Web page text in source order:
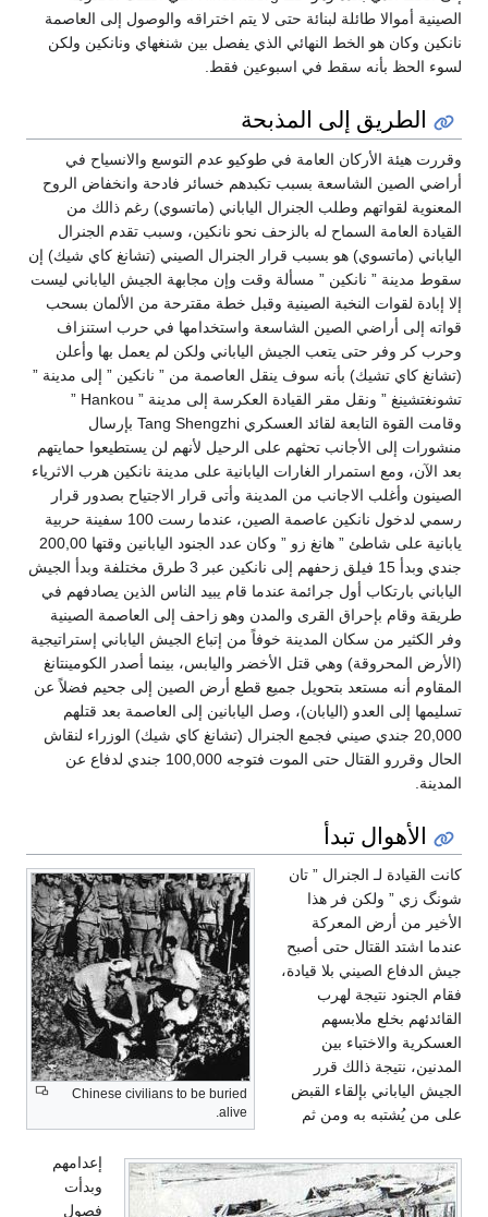
الصينية أموالا طائلة لبنائة حتى لا يتم اختراقه والوصول إلى العاصمة
نانكين وكان هو الخط النهائي الذي يفصل بين شنغهاي ونانكين ولكن
لسوء الحظ بأنه سقط في اسبوعين فقط.
الطريق إلى المذبحة
وقررت هيئة الأركان العامة في طوكيو عدم التوسع والانسياح في
أراضي الصين الشاسعة بسبب تكبدهم خسائر فادحة وانخفاض الروح
المعنوية لقواتهم وطلب الجنرال الياباني (ماتسوي) رغم ذالك من
القيادة العامة السماح له بالزحف نحو نانكين، وسبب تقدم الجنرال
الياباني (ماتسوي) هو بسبب قرار الجنرال الصيني (تشانغ كاي شيك) إن
سقوط مدينة ” نانكين ” مسألة وقت وإن مجابهة الجيش الياباني ليست
إلا إبادة لقوات النخبة الصينية وقبل خطة مقترحة من الألمان بسحب
قواته إلى أراضي الصين الشاسعة واستخدامها في حرب استنزاف
وحرب كر وفر حتى يتعب الجيش الياباني ولكن لم يعمل بها وأعلن
(تشانغ كاي تشيك) بأنه سوف ينقل العاصمة من ” نانكين ” إلى مدينة ”
تشونغتشينغ ” ونقل مقر القيادة العكرسة إلى مدينة ” Hankou ”
وقامت القوة التابعة لقائد العسكري Tang Shengzhi بإرسال
منشورات إلى الأجانب تحثهم على الرحيل لأنهم لن يستطيعوا حمايتهم
بعد الآن، ومع استمرار الغارات اليابانية على مدينة نانكين هرب الاثرياء
الصينون وأغلب الاجانب من المدينة وأتى قرار الاجتياح بصدور قرار
رسمي لدخول نانكين عاصمة الصين، عندما رست 100 سفينة حربية
يابانية على شاطئ ” هانغ زو ” وكان عدد الجنود اليابانين وقتها 200,00
جندي وبدأ 15 فيلق زحفهم إلى نانكين عبر 3 طرق مختلفة وبدأ الجيش
الياباني بارتكاب أول جرائمة عندما قام يبيد الناس الذين يصادفهم في
طريقة وقام بإحراق القرى والمدن وهو زاحف إلى العاصمة الصينية
وفر الكثير من سكان المدينة خوفاً من إتباع الجيش الياباني إستراتيجية
(الأرض المحروقة) وهي قتل الأخضر واليابس، بينما أصدر الكومينتانغ
المقاوم أنه مستعد بتحويل جميع قطع أرض الصين إلى جحيم فضلاً عن
تسليمها إلى العدو (اليابان)، وصل اليابانين إلى العاصمة بعد قتلهم
20,000 جندي صيني فجمع الجنرال (تشانغ كاي شيك) الوزراء لنقاش
الحال وقررو القتال حتى الموت فتوجه 100,000 جندي لدفاع عن
المدينة.
الأهوال تبدأ
Chinese civilians to be buried
alive.
كانت القيادة لـ الجنرال ” تان
شونگ زي ” ولكن فر هذا
الأخير من أرض المعركة
عندما اشتد القتال حتى أصبح
جيش الدفاع الصيني بلا قيادة،
فقام الجنود نتيجة لهرب
القائدئهم بخلع ملابسهم
العسكرية والاختباء بين
المدنين، نتيجة ذالك قرر
الجيش الياباني بإلقاء القبض
على من يُشتبه به ومن ثم
إعدامهم
وبدأت
فصول